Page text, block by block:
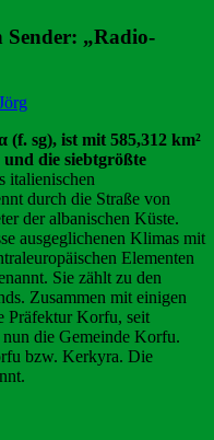
Sender: „Radio-
sg), ist mit 585,312 km²
die siebtgrößte
italienischen
durch die Straße von
der albanischen Küste.
ausgeglichenen Klimas mit
Elementen
Sie zählt zu den
Zusammen mit einigen
Präfektur Korfu, seit
die Gemeinde Korfu.
bzw. Kerkyra. Die